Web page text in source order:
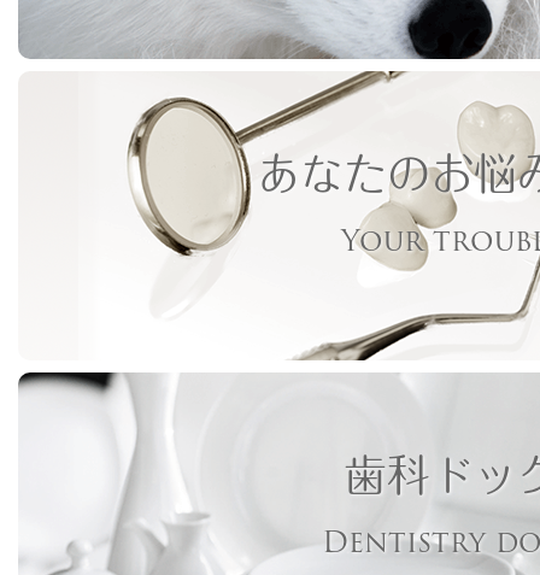
あなたのお悩
Your
歯科ドッ
Dentistry